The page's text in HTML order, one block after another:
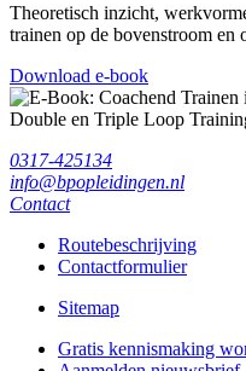
Theoretisch inzicht,
trainen op de bovenstroom en
Download e-book
0317-425134
info@bpopleidingen.nl
Contact
Routebeschrijving
Contactformulier
Sitemap
Gratis kennismaking